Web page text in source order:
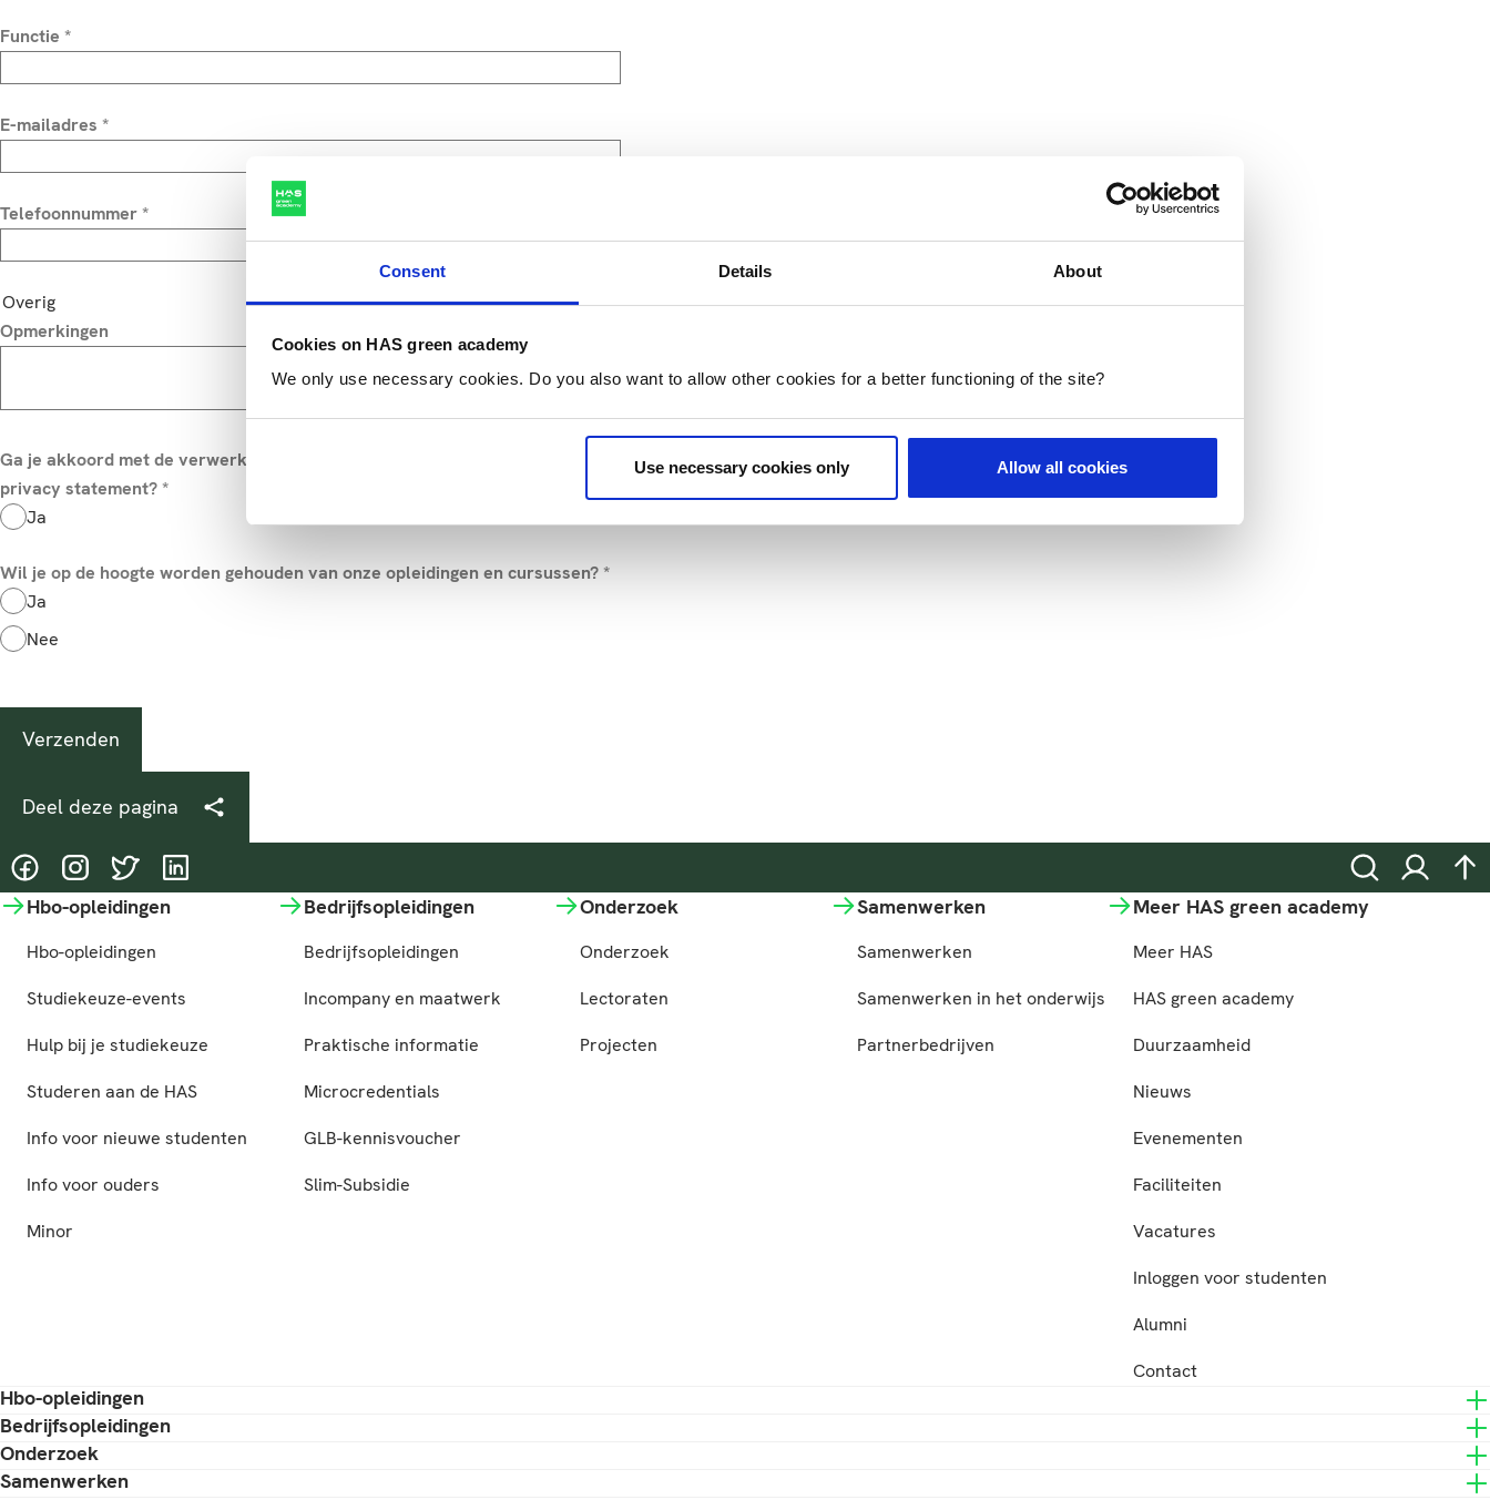
Consent Details About
Cookies on HAS green academy
We only use necessary cookies. Do you also want to allow other cookies for a better functioning of the site?
Use necessary cookies only Allow all cookies
Functie *
E-mailadres *
Telefoonnummer *
Overig
Opmerkingen
Ga je akkoord met de verwerking van je gegevens, zoals beschreven in ons
privacy statement? *
Ja
Wil je op de hoogte worden gehouden van onze opleidingen en cursussen?*
Ja
Nee
Deel deze pagina
@HASgreenacademy
@HASgreenacademy
@greenacademyHAS
@HASgreenacademy ZoekenInloggen
Hbo-opleidingen
Hbo-opleidingen
Studiekeuze-events
Hulp bij je studiekeuze
Studeren aan de HAS
Info voor nieuwe studenten
Info voor ouders
Minor
Bedrijfsopleidingen
Bedrijfsopleidingen
Incompany en maatwerk
Praktische informatie
Microcredentials
GLB-kennisvoucher
Slim-Subsidie
Onderzoek
Onderzoek
Lectoraten
Projecten
Samenwerken
Samenwerken
Samenwerken in het onderwijs
Partnerbedrijven
Meer HAS green academy
Meer HAS
HAS green academy
Duurzaamheid
Nieuws
Evenementen
Faciliteiten
Vacatures
Inloggen voor studenten
Alumni
Contact
Hbo-opleidingen
Bedrijfsopleidingen
Onderzoek
Samenwerken